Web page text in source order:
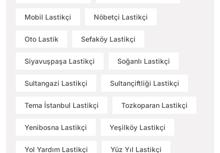
Mobil Lastikçi Nöbetçi Lastikçi
Oto Lastik Sefaköy Lastikçi
Siyavuşpaşa Lastikçi Soğanlı Lastikçi
Sultangazi Lastikçi Sultançiftliği Lastikçi
Tema İstanbul Lastikçi Tozkoparan Lastikçi
Yenibosna Lastikçi Yeşilköy Lastikçi
Yol Yardım Lastikçi Yüz Yıl Lastikçi